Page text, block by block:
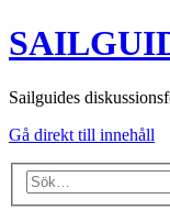
Sailguides
Gå direkt till innehåll